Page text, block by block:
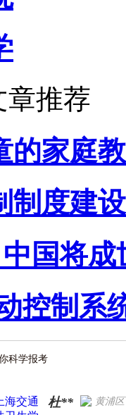
章推荐
的家庭
制度建
国将成
控制系
科学报考